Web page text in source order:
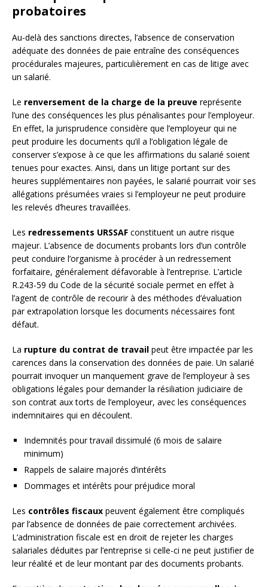
probatoires
Au-delà des sanctions directes, l’absence de conservation
adéquate des données de paie entraîne des conséquences
procédurales majeures, particulièrement en cas de litige avec
un salarié.
Le renversement de la charge de la preuve représente
l’une des conséquences les plus pénalisantes pour l’employeur.
En effet, la jurisprudence considère que l’employeur qui ne
peut produire les documents qu’il a l’obligation légale de
conserver s’expose à ce que les affirmations du salarié soient
tenues pour exactes. Ainsi, dans un litige portant sur des
heures supplémentaires non payées, le salarié pourrait voir ses
allégations présumées vraies si l’employeur ne peut produire
les relevés d’heures travaillées.
Les redressements URSSAF constituent un autre risque
majeur. L’absence de documents probants lors d’un contrôle
peut conduire l’organisme à procéder à un redressement
forfaitaire, généralement défavorable à l’entreprise. L’article
R.243-59 du Code de la sécurité sociale permet en effet à
l’agent de contrôle de recourir à des méthodes d’évaluation
par extrapolation lorsque les documents nécessaires font
défaut.
La rupture du contrat de travail peut être impactée par les
carences dans la conservation des données de paie. Un salarié
pourrait invoquer un manquement grave de l’employeur à ses
obligations légales pour demander la résiliation judiciaire de
son contrat aux torts de l’employeur, avec les conséquences
indemnitaires qui en découlent.
Indemnités pour travail dissimulé (6 mois de salaire
minimum)
Rappels de salaire majorés d’intérêts
Dommages et intérêts pour préjudice moral
Les contrôles fiscaux peuvent également être compliqués
par l’absence de données de paie correctement archivées.
L’administration fiscale est en droit de rejeter les charges
salariales déduites par l’entreprise si celle-ci ne peut justifier de
leur réalité et de leur montant par des documents probants.